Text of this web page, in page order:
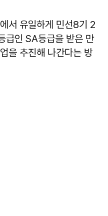
서 유일하게 민선8기 2
급인 SA등급을 받은 만
을 추진해 나간다는 방